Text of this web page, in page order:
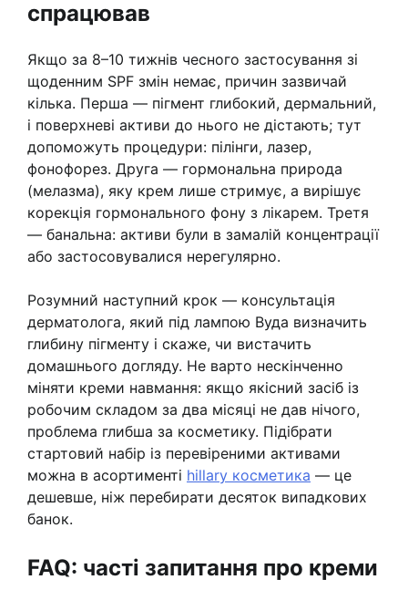
спрацював
Якщо за 8–10 тижнів чесного застосування зі
щоденним SPF змін немає, причин зазвичай
кілька. Перша — пігмент глибокий, дермальний,
і поверхневі активи до нього не дістають; тут
допоможуть процедури: пілінги, лазер,
фонофорез. Друга — гормональна природа
(мелазма), яку крем лише стримує, а вирішує
корекція гормонального фону з лікарем. Третя
— банальна: активи були в замалій концентрації
або застосовувалися нерегулярно.
Розумний наступний крок — консультація
дерматолога, який під лампою Вуда визначить
глибину пігменту і скаже, чи вистачить
домашнього догляду. Не варто нескінченно
міняти креми навмання: якщо якісний засіб із
робочим складом за два місяці не дав нічого,
проблема глибша за косметику. Підібрати
стартовий набір із перевіреними активами
можна в асортименті hillary косметика — це
дешевше, ніж перебирати десяток випадкових
банок.
FAQ: часті запитання про креми